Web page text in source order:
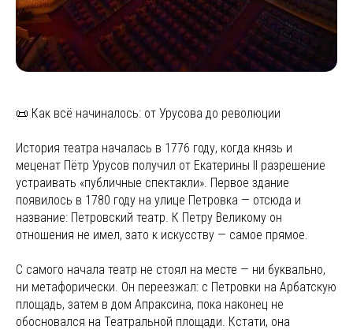
📜 Как всё начиналось: от Урусова до революции
История театра началась в 1776 году, когда князь и
меценат Пётр Урусов получил от Екатерины II разрешение
устраивать «публичные спектакли». Первое здание
появилось в 1780 году на улице Петровка — отсюда и
название: Петровский театр. К Петру Великому он
отношения не имел, зато к искусству — самое прямое.
С самого начала театр не стоял на месте — ни буквально,
ни метафорически. Он переезжал: с Петровки на Арбатскую
площадь, затем в дом Апраксина, пока наконец не
обосновался на Театральной площади. Кстати, она